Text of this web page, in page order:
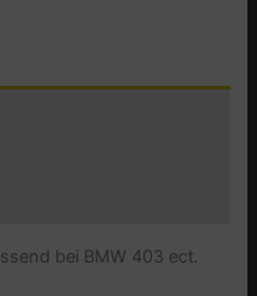
bei BMW 403 ect.